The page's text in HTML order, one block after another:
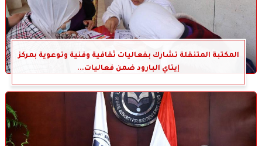
المكتبة المتنقلة تشارك بفعاليات ثقافية وفنية وتوعوية بمركز
إيتاي البارود ضمن فعاليات...